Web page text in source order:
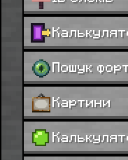
Пошук
Картини